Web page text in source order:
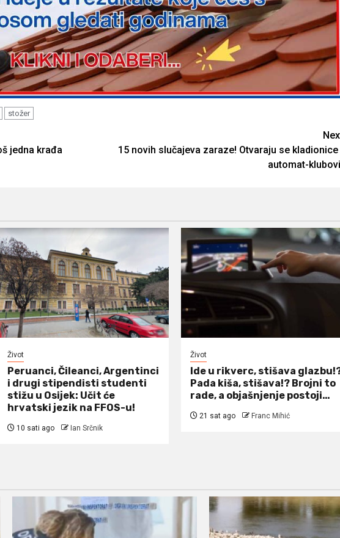
stožer
jedna krađa
15 novih slučajeva zaraze! Otvaraju se kladionice
automat-
Život
Peruanci, Čileanci, Argentinci
i drugi stipendisti studenti
stižu u Osijek: Učit će
hrvatski jezik na FFOS-u!
10 sati ago Ian Srčnik
Život
Ide u rikverc, stišava
Pada kiša, stišava!? Brojni to
rade, a objašnjenje postoji…
21 sat ago Franc Mihić